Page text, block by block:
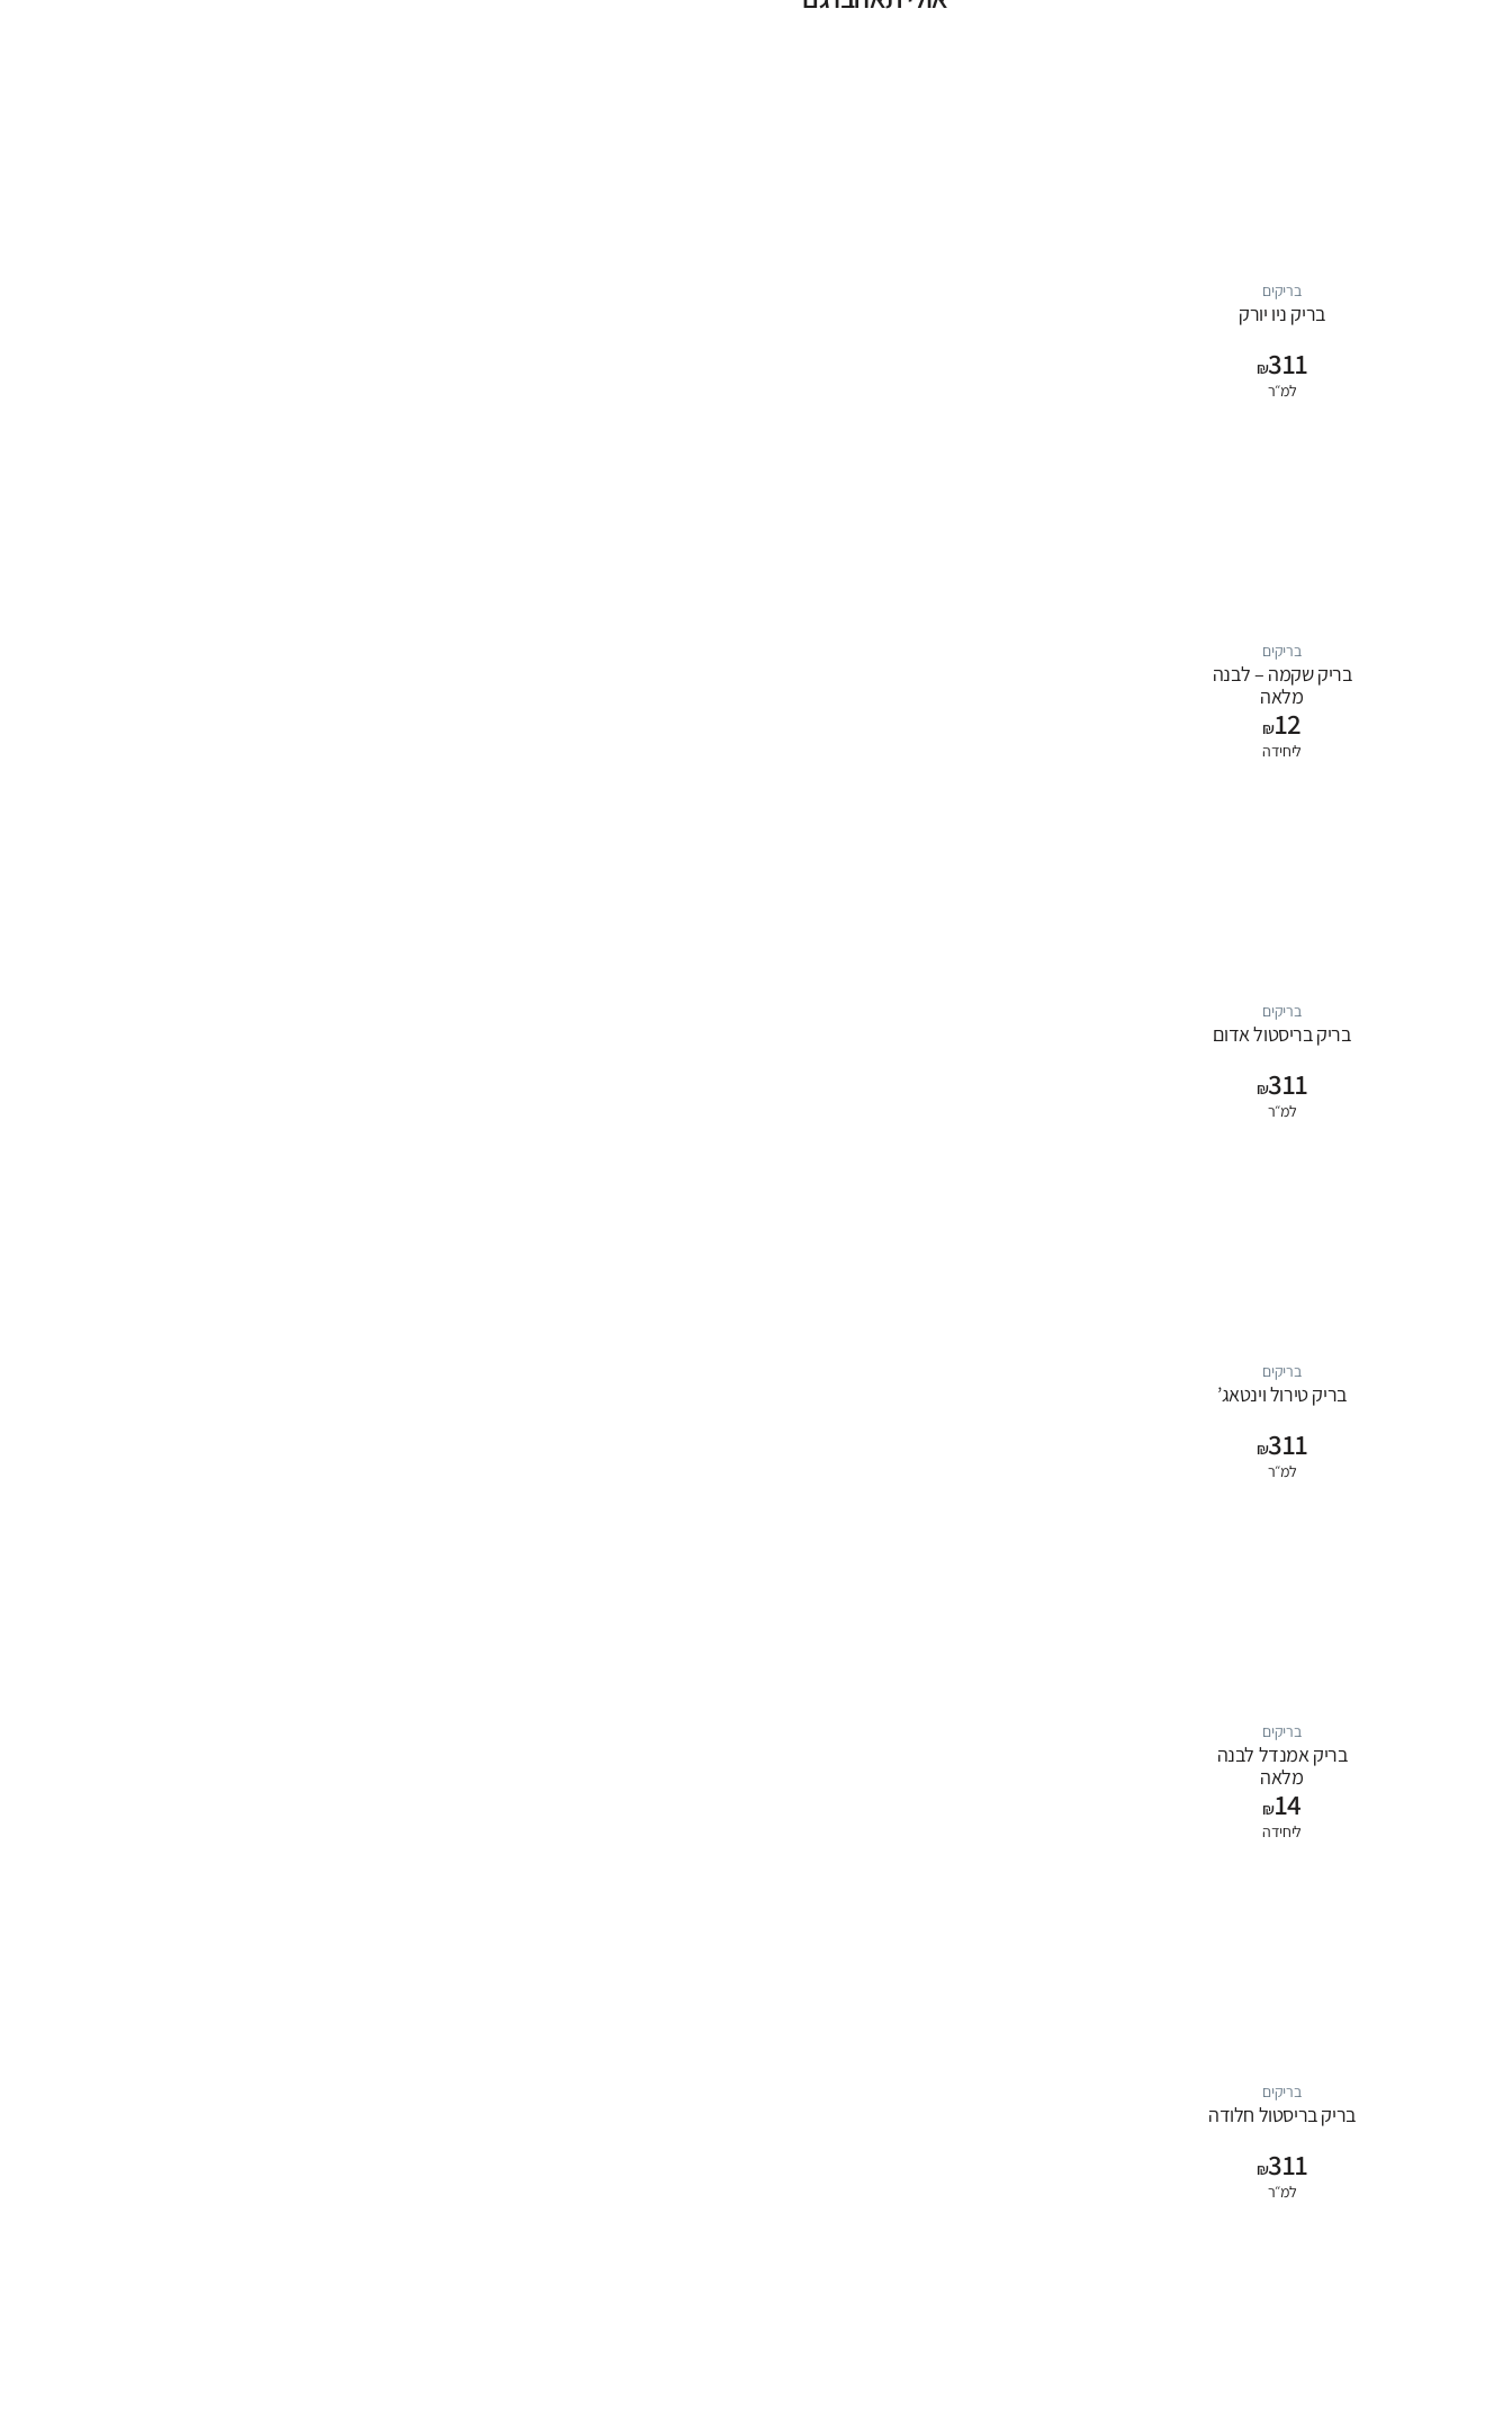
בריקים
בריק ניו יורק
₪311
למ״ר
בריקים
בריק שקמה – לבנה
מלאה
18.8cm*8.8cm*4.8cm
₪12
ליחידה
בריקים
בריק בריסטול אדום
₪311
למ״ר
בריקים
בריק טירול וינטאג’
₪311
למ״ר
בריקים
בריק אמנדל לבנה
מלאה
₪14
ליחידה
בריקים
בריק בריסטול חלודה
₪311
למ״ר